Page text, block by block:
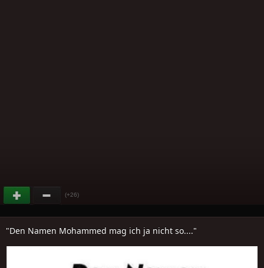
(+26)
"Den Namen Mohammed mag ich ja nicht so...."